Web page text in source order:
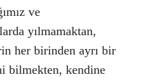
ve
yılmamaktan,
her birinden ayrı bir
bilmekten, kendine